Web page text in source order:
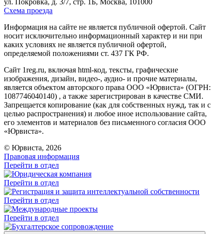
Схема проезда
Информация на сайте не является публичной офертой. Cайт
носит исключительно информационный характер и ни при
каких условиях не является публичной офертой,
определяемой положениями ст. 437 ГК РФ.
Сайт 1reg.ru, включая html-код, тексты, графические
изображения, дизайн, видео-, аудио- и прочие материалы,
является объектом авторского права ООО «Юрвиста» (ОГРН:
1087746040140) , а также зарегистрирован в качестве СМИ.
Запрещается копирование (как для собственных нужд, так и с
целью распространения) и любое иное использование сайта,
его элементов и материалов без письменного согласия ООО
«Юрвиста».
© Юрвиста, 2026
Правовая информация
Перейти в отдел
Перейти в отдел
Перейти в отдел
Перейти в отдел